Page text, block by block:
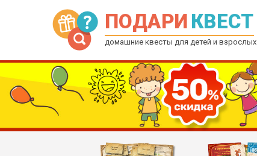
ПОДАРИ КВЕСТ
домашние квесты для детей и взрослых